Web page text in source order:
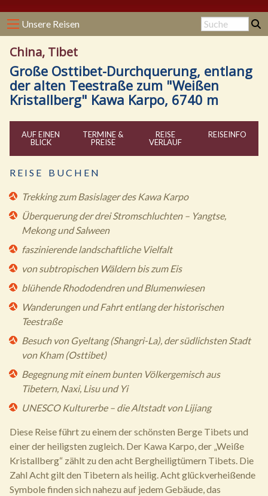
Unsere Reisen
China, Tibet
Große Osttibet-Durchquerung, entlang
der alten Teestraße zum "Weißen
Kristallberg" Kawa Karpo, 6740 m
AUF EINEN
BLICK
TERMINE &
PREISE
REISE
VERLAUF
REISEINFO
R E I S E B U C H E N
Trekking zum Basislager des Kawa Karpo
Überquerung der drei Stromschluchten – Yangtse,
Mekong und Salween
faszinierende landschaftliche Vielfalt
von subtropischen Wäldern bis zum Eis
blühende Rhododendren und Blumenwiesen
Wanderungen und Fahrt entlang der historischen
Teestraße
Besuch von Gyeltang (Shangri-La), der südlichsten Stadt
von Kham (Osttibet)
Begegnung mit einem bunten Völkergemisch aus
Tibetern, Naxi, Lisu und Yi
UNESCO Kulturerbe – die Altstadt von Lijiang
Diese Reise führt zu einem der schönsten Berge Tibets und
einer der heiligsten zugleich. Der Kawa Karpo, der „Weiße
Kristallberg“ zählt zu den acht Bergheiligtümern Tibets. Die
Zahl Acht gilt den Tibetern als heilig. Acht glückverheißende
Symbole finden sich nahezu auf jedem Gebäude, das